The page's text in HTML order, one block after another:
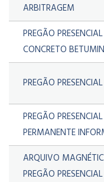
ARBITRAGEM
PREGÃO
CONCRETO
PREGÃO
PREGÃO
PERMANENTE
ARQUIVO
PREGÃO